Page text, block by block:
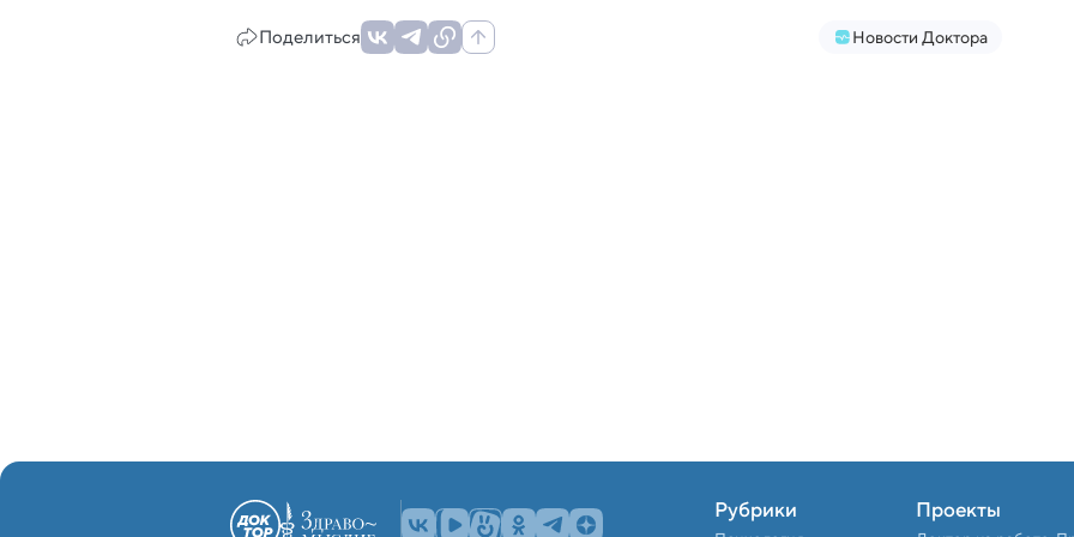
Поделиться Новости Доктора
Рубрики Проекты